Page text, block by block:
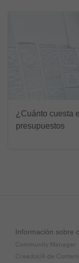
¿Cuánto cuesta
presupuestos
Información sobre
Community Manager
Creador/A de